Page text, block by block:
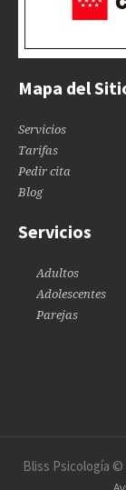
Mapa del
Servicios
Tarifas
Pedir cita
Blog
Servicios
Adultos
Adolescentes
Parejas
Bliss Psicología ©